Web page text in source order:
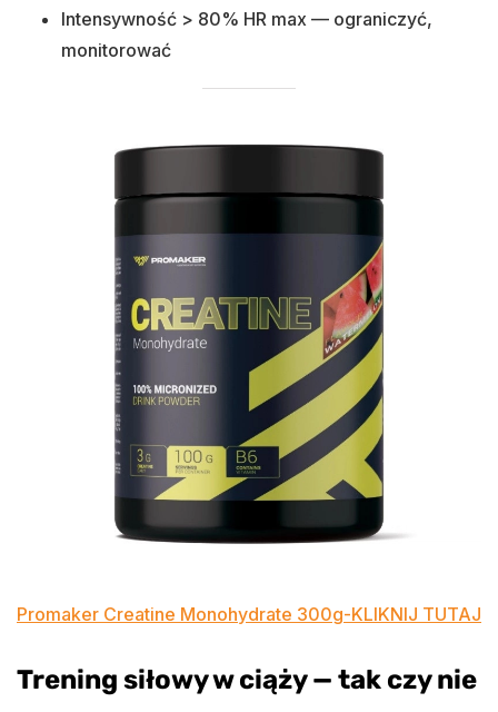
Intensywność > 80% HR max — ograniczyć,
monitorować
Promaker Creatine Monohydrate 300g-KLIKNIJ TUTAJ
Trening siłowy w ciąży — tak czy nie